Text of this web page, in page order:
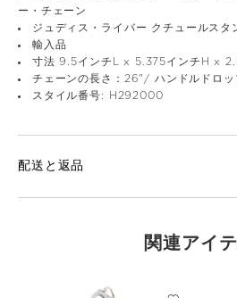
ー・チェーン
ジュディス・ライバー クチュールスタ
輸入品
寸法 9.5インチL x 5.375インチH x
チェーンの長さ：26"/ ハンドルドロッ
スタイル番号: H292000
配送と返品
関連アイ